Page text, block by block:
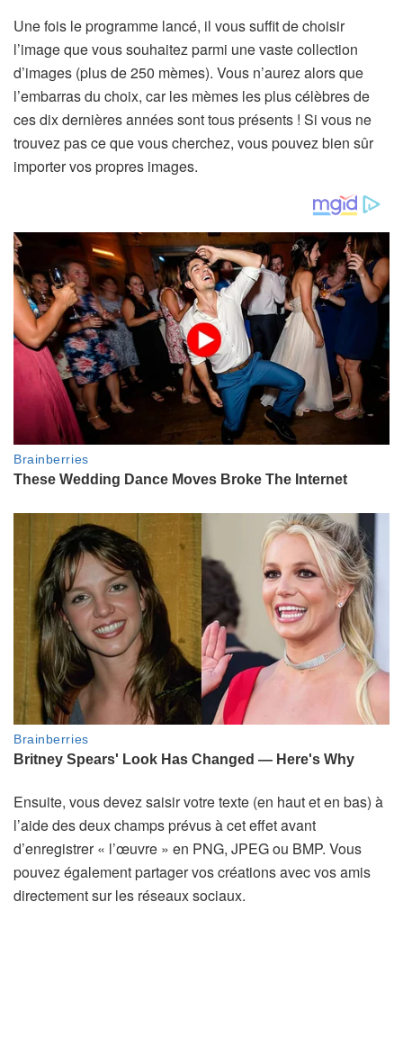
Une fois le programme lancé, il vous suffit de choisir
l’image que vous souhaitez parmi une vaste collection
d’images (plus de 250 mèmes). Vous n’aurez alors que
l’embarras du choix, car les mèmes les plus célèbres de
ces dix dernières années sont tous présents ! Si vous ne
trouvez pas ce que vous cherchez, vous pouvez bien sûr
importer vos propres images.
Ensuite, vous devez saisir votre texte (en haut et en bas) à
l’aide des deux champs prévus à cet effet avant
d’enregistrer « l’œuvre » en PNG, JPEG ou BMP. Vous
pouvez également partager vos créations avec vos amis
directement sur les réseaux sociaux.